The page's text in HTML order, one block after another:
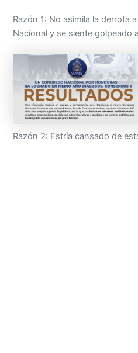
Razón 1: No asimila la derrota
Nacional y se siente golpeado
Razón 2: Estría cansado de